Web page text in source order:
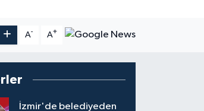
A- A+
İzmir'de belediyeden